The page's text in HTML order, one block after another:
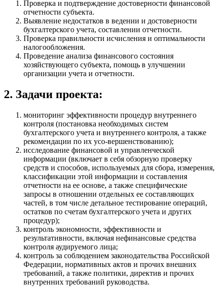
Проверка и подтверждение достоверности финансовой
отчетности субъекта.
Выявление недостатков в ведении и достоверности
бухгалтерского учета, составлении отчетности.
Проверка правильности исчисления и оптимальности
налогообложения.
Проведение анализа финансового состояния
хозяйствующего субъекта, помощь в улучшении
организации учета и отчетности.
2. Задачи проекта:
мониторинг эффективности процедур внутреннего
контроля (постановка необходимых систем
бухгалтерского учета и внутреннего контроля, а также
рекомендации по их усо-вершенствованию);
исследование финансовой и управленческой
информации (включает в себя обзорную проверку
средств и способов, используемых для сбора, измерения,
классификации этой информации и составления
отчетности на ее основе, а также специфические
запросы в отношении отдельных ее составляющих
частей, в том числе детальное тестирование операций,
остатков по счетам бухгалтерского учета и других
процедур);
контроль экономности, эффективности и
результативности, включая нефинансовые средства
контроля аудируемого лица;
контроль за соблюдением законодательства Российской
Федерации, нормативных актов и прочих внешних
требований, а также политики, директив и прочих
внутренних требований руководства.